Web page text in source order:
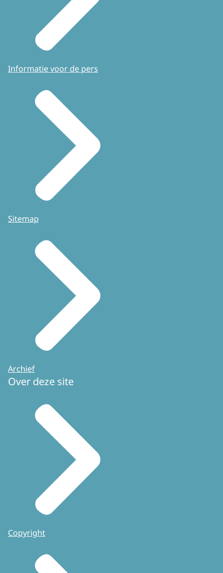
Informatie voor de pers
Sitemap
Archief
Over deze site
Copyright